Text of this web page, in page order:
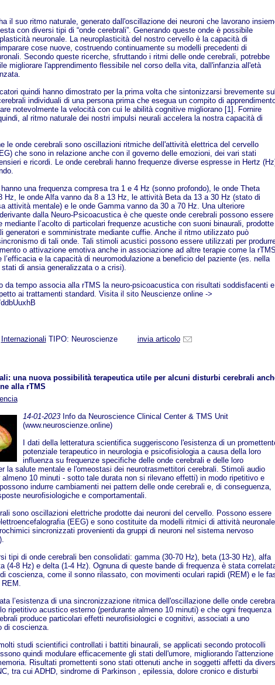
il suo ritmo naturale, generato dall'oscillazione dei neuroni che lavorano
con diversi tipi di “onde cerebrali”. Generando queste onde è possibile
neuronale. La neuroplasticità del nostro cervello è la capacità di
cose nuove, costruendo continuamente su modelli precedenti di
Secondo queste ricerche, sfruttando i ritmi delle onde cerebrali, potrebbe
migliorare l'apprendimento flessibile nel corso della vita, dall'infanzia all'età
quindi hanno dimostrato per la prima volta che sintonizzarsi brevemente sul
individuali di una persona prima che esegua un compito di
notevolmente la velocità con cui le abilità cognitive migliorano [1]. Fornire
al ritmo naturale dei nostri impulsi neurali accelera la nostra capacità di
le onde cerebrali sono oscillazioni ritmiche dell'attività elettrica del cervello
che sono in relazione anche con il governo delle emozioni, dei vari stati
e ricordi. Le onde cerebrali hanno frequenze diverse espresse in Hertz
una frequenza compresa tra 1 e 4 Hz (sonno profondo), le onde Theta
Hz, le onde Alfa vanno da 8 a 13 Hz, le attività Beta da 13 a 30 Hz (stato di
attività mentale) e le onde Gamma vanno da 30 a 70 Hz. Una ulteriore
dalla Neuro-Psicoacustica è che queste onde cerebrali possono essere
mediante l’acolto di particolari frequenze acustiche con suoni binaurali, prodotte
generatori e somministrate mediante cuffie. Anche il ritmo utilizzato può
di tali onde. Tali stimoli acustici possono essere utilizzati per
o attivazione emotiva anche in associazione ad altre terapie come la
l’efficacia e la capacità di neuromodulazione a beneficio del paziente (es. nella
di ansia generalizzata o a crisi).
da tempo associa alla rTMS la neuro-psicoacustica con risultati soddisfacenti e
ai trattamenti standard. Visita il sito Neuscienze online ->
Internazionali TIPO: Neuroscienze invia articolo
una nuova possibilità terapeutica utile per alcuni disturbi cerebrali
alla rTMS
14-01-2023Info da Neuroscience Clinical Center & TMS Unit
(www.neuroscienze.online)
I dati della letteratura scientifica suggeriscono l'esistenza di un
potenziale terapeutico in neurologia e psicofisiologia a causa della loro
influenza su frequenze specifiche delle onde cerebrali e delle loro
la salute mentale e l'omeostasi dei neurotrasmettitori cerebrali. Stimoli audio
almeno 10 minuti - sotto tale durata non si rilevano effetti) in modo ripetitivo e
indurre cambiamenti nei pattern delle onde cerebrali e, di conseguenza,
neurofisiologiche e comportamentali.
sono oscillazioni elettriche prodotte dai neuroni del cervello. Possono essere
(EEG) e sono costituite da modelli ritmici di attività neuronale
sincronizzati provenienti da gruppi di neuroni nel sistema nervoso
tipi di onde cerebrali ben consolidati: gamma (30-70 Hz), beta (13-30 Hz), alfa
(4-8 Hz) e delta (1-4 Hz). Ognuna di queste bande di frequenza è stata
coscienza, come il sonno rilassato, con movimenti oculari rapidi (REM) e le
l’esistenza di una sincronizzazione ritmica dell'oscillazione delle onde
ripetitivo acustico esterno (perdurante almeno 10 minuti) e che ogni frequenza
produce particolari effetti neurofisiologici e cognitivi, associati a uno
di coscienza.
studi scientifici controllati i battiti binaurali, se applicati secondo protocolli
quindi modulare efficacemente gli stati dell'umore, migliorando l'attenzione
Risultati promettenti sono stati ottenuti anche in soggetti affetti da
tra cui ADHD, sindrome di Parkinson , epilessia, dolore cronico e disturbi